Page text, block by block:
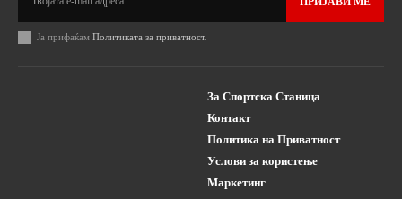
Ја прифаќам Политиката за приватност.
За Спортска Станица
Контакт
Политика на Приватност
Услови за користење
Маркетинг